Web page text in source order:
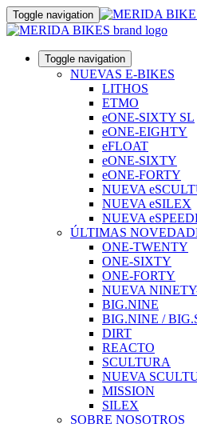
Toggle navigation
Toggle navigation
NUEVAS E-BIKES
LITHOS
ETMO
eONE-SIXTY SL
eONE-EIGHTY
eFLOAT
eONE-SIXTY
eONE-FORTY
NUEVA
NUEVA eSILEX
NUEVA
ÚLTIMAS
ONE-TWENTY
ONE-SIXTY
ONE-FORTY
NUEVA
BIG.NINE
BIG.NINE /
DIRT
REACTO
SCULTURA
NUEVA
MISSION
SILEX
SOBRE NOSOTROS